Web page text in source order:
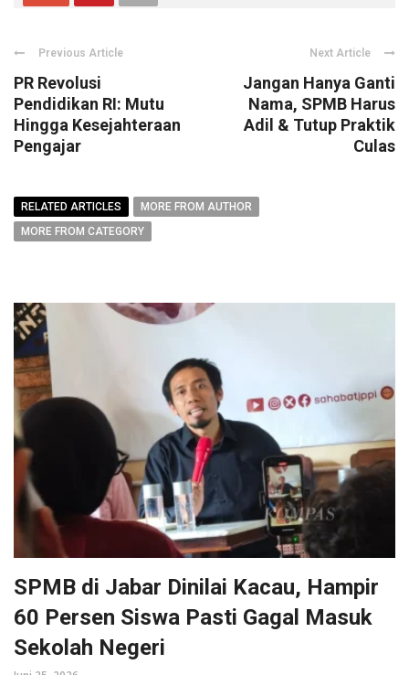
Previous Article
PR Revolusi
Pendidikan RI: Mutu
Hingga Kesejahteraan
Pengajar
Next Article
Jangan Hanya Ganti
Nama, SPMB Harus
Adil & Tutup Praktik
Culas
RELATED ARTICLES
MORE FROM AUTHOR
MORE FROM CATEGORY
SPMB di Jabar Dinilai Kacau, Hampir
60 Persen Siswa Pasti Gagal Masuk
Sekolah Negeri